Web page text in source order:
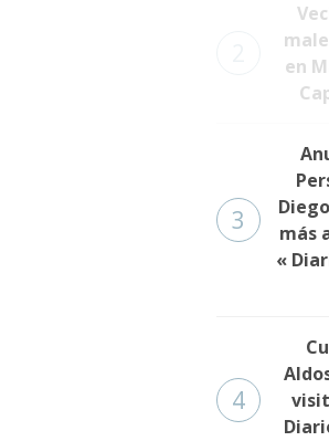
en
3
más
«
4